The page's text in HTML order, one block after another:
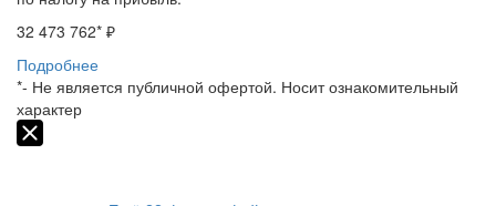
32 473 762* ₽
Подробнее
*- Не является публичной офертой. Носит ознакомительный
характер